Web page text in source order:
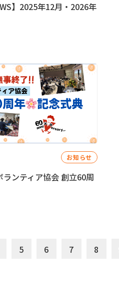
】2025年12月・2026年
お知らせ
ランティア協会 創立60周
5 6 7 8